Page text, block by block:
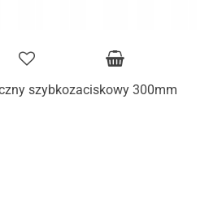
szybkozaciskowy 300mm